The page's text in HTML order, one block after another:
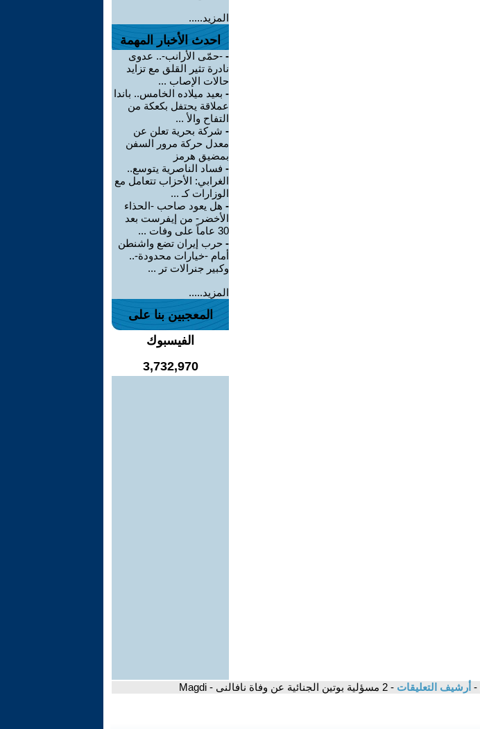
المزيد.....
احدث الأخبار المهمة
- -حمّى الأرانب-.. عدوى
نادرة تثير القلق مع تزايد
حالات الإصاب ...
- بعيد ميلاده الخامس.. باندا
عملاقة يحتفل بكعكة من
التفاح والأ ...
- شركة بحرية تعلن عن
معدل حركة مرور السفن
بمضيق هرمز
- فساد الناصرية يتوسع..
الغرابي: الأحزاب تتعامل مع
الوزارات كـ ...
- هل يعود صاحب -الحذاء
الأخضر- من إيفرست بعد
30 عاماً على وفات ...
- حرب إيران تضع واشنطن
أمام -خيارات محدودة-..
وكبير جنرالات تر ...
المزيد.....
المعجبين بنا على
الفيسبوك
3,732,970
- أرشيف التعليقات - 2 مسؤلية بوتين الجنائية عن وفاة نافالنى - Magdi